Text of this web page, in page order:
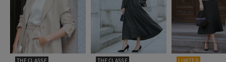
THE CLASSE THE CLASSE
LIMITED